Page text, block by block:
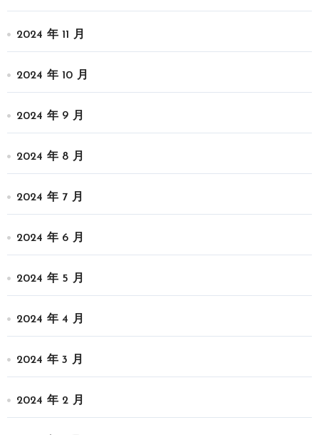
2024 年 11 月
2024 年 10 月
2024 年 9 月
2024 年 8 月
2024 年 7 月
2024 年 6 月
2024 年 5 月
2024 年 4 月
2024 年 3 月
2024 年 2 月